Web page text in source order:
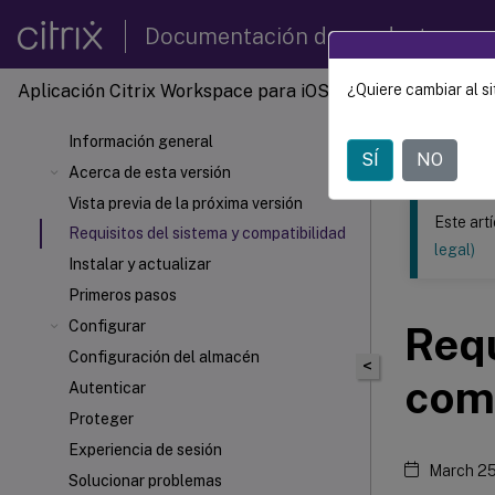
Documentación de productos
Aplicación Citrix Workspace para iOS
Información general
Acerca de esta versión
Vista previa de la próxima versión
Requisitos del sistema y compatibilidad
Instalar y actualizar
Primeros pasos
Configurar
Configuración del almacén
Autenticar
Proteger
Experiencia de sesión
Solucionar problemas
Este
<
Este
legal)
March
¿Quiere cambiar al
SÍ NO